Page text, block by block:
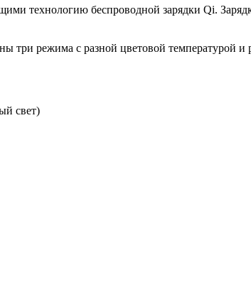
технологию беспроводной зарядки Qi.
режима с разной цветовой температурой и
свет)